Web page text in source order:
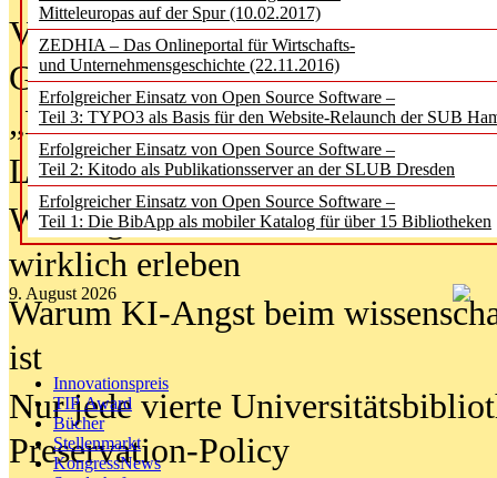
Mitteleuropas auf der Spur (10.02.2017)
ZEDHIA – Das Onlineportal für Wirtschafts-
und Unternehmensgeschichte (22.11.2016)
Erfolgreicher Einsatz von Open Source Software –
Teil 3: TYPO3 als Basis für den Website-Relaunch der SUB
Erfolgreicher Einsatz von Open Source Software –
Teil 2: Kitodo als Publikationsserver an der SLUB Dresden
Erfolgreicher Einsatz von Open Source Software –
Teil 1: Die BibApp als mobiler Katalog für über 15 Bibliotheken
9. August 2026
Innovationspreis
TIP Award
Bücher
Stellenmarkt
KongressNews
Von Abschlusskleidern bis
Geisterjagd-Ausrüstung in der
„Library of Things“ unterwegs
Lesen als Infrastrukturaufgabe
Wie Jugendliche Social Media
wirklich erleben
Warum KI-Angst beim
ist
Nur jede vierte
Preservation-Policy